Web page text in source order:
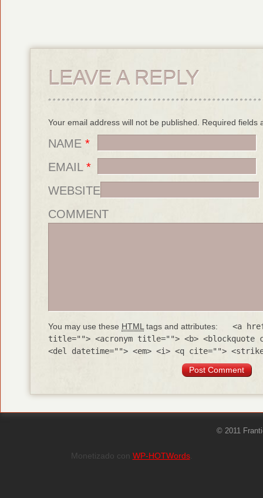
LEAVE A REPLY
Your email address will not be published. Required fields
NAME *
EMAIL *
WEBSITE
COMMENT
You may use these HTML tags and attributes:
<a
title=""> <acronym title=""> <b> <blockquote
<del datetime=""> <em> <i> <q cite="">
© 2011
Monetizado con WP-HOTWords.